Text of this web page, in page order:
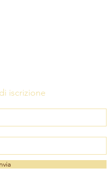
iscrizione